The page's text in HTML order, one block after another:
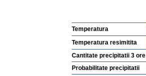
Temperatura
Temperatura resimitita
Cantitate precipitatii 3 ore
Probabilitate precipitatii